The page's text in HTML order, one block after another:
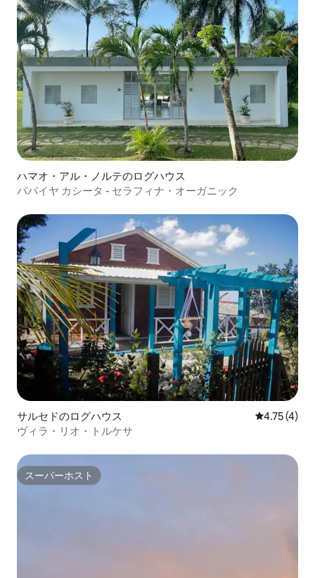
ハマオ・アル・ノルテのログハウス
パパイヤ カシータ - セラフィナ・オーガニック
サルセドのログハウス レビュー4
4.75 (4)
ヴィラ・リオ・トルケサ
スーパーホスト
スーパーホスト